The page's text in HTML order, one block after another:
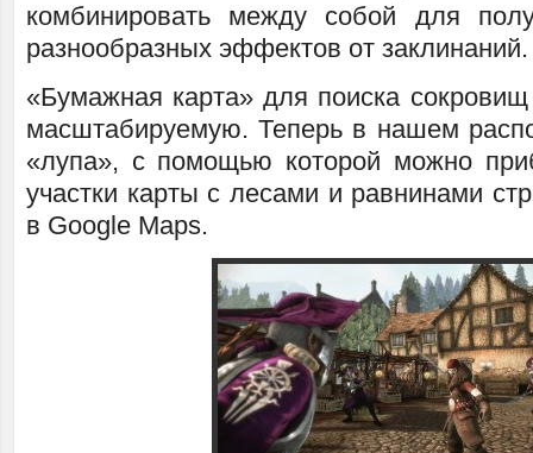
комбинировать между собой для
разнообразных эффектов от заклинаний.
«Бумажная карта» для поиска
масштабируемую. Теперь в нашем
«лупа», с помощью которой можно
участки карты с лесами и равнинами
в Google Maps.